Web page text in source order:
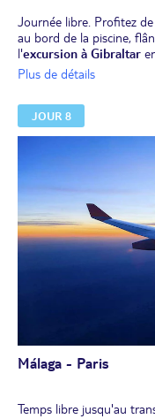
Journée libre. Profitez
au bord de la piscine,
l'excursion à Gibraltar
place, environ 84 €,
Déjeuner libre.
Dîner et nuit à l'hôtel.
Plus de détails
JOUR 8
Málaga - Paris
Temps libre jusqu'au